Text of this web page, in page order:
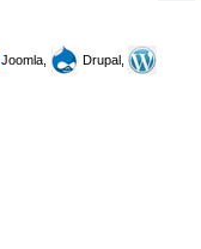
Joomla,
Drupal,